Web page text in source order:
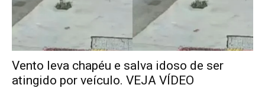
Vento leva chapéu e salva idoso de ser
atingido por veículo. VEJA VÍDEO